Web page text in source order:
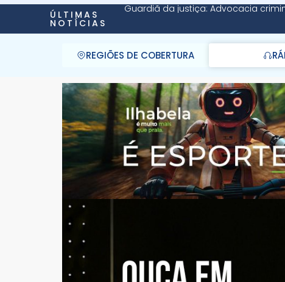
ÚLTIMAS
NOTÍCIAS
Guardiã da justiça: Advocacia
REGIÕES DE COBERTURA